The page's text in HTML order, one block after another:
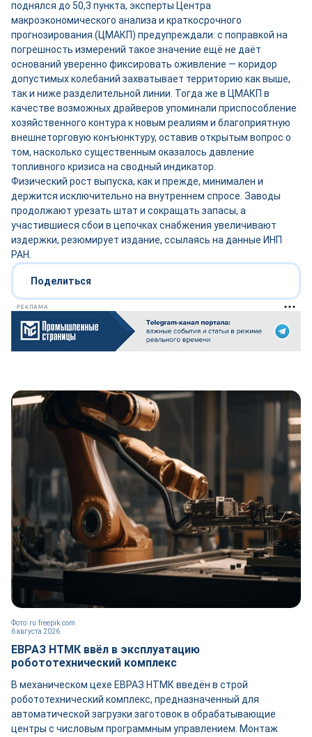
поднялся до 50,3 пункта, эксперты Центра
макроэкономического анализа и краткосрочного
прогнозирования (ЦМАКП) предупреждали: с поправкой на
погрешность измерений такое значение ещё не даёт
оснований уверенно фиксировать оживление — коридор
допустимых колебаний захватывает территорию как выше,
так и ниже разделительной линии. Тогда же в ЦМАКП в
качестве возможных драйверов упоминали приспособление
хозяйственного контура к новым реалиям и благоприятную
внешнеторговую конъюнктуру, оставив открытым вопрос о
том, насколько существенным оказалось давление
топливного кризиса на сводный индикатор.
Физический рост выпуска, как и прежде, минимален и
держится исключительно на внутреннем спросе. Заводы
продолжают урезать штат и сокращать запасы, а
участившиеся сбои в цепочках снабжения увеличивают
издержки, резюмирует издание, ссылаясь на данные ИНП
РАН.
Поделиться
РЕКЛАМА
6 августа 2026
Фото: ru.freepik.com
ЕВРАЗ НТМК ввёл в эксплуатацию
робототехнический комплекс
В механическом цехе ЕВРАЗ НТМК введён в строй
робототехнический комплекс, предназначенный для
автоматической загрузки заготовок в обрабатывающие
центры с числовым программным управлением. Монтаж